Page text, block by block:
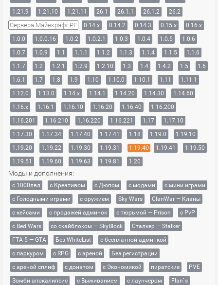
1.21.9
1.21.10 1.21.11 26.1 26.1.1 26.1.2 26.2
Сервера Майнкрафт PE 0.14.x 0.14.2 0.14.3 0.15.x
0.16.x
1.0.0
1.0.0.16 1.0.2 1.0.2.1 1.0.3 1.0.4 1.0.5
1.0.6
1.0.7
1.0.9 1.1 1.1.1 1.1.2 1.1.3 1.1.4 1.1.5
1.1.6
1.1.7
1.2 1.2.1 1.2.9 1.2.10 1.3 1.4 1.4.2 1.5
1.6
1.6.1
1.7 1.8 1.9 1.10 1.10.0 1.10.1 1.11
1.11.1
1.12.0
1.13.0 1.14.x 1.14.1 1.14.20 1.14.30
1.14.60
1.16.x
1.16.1 1.16.10 1.16.20 1.16.40
1.16.200
1.16.201
1.16.210 1.16.220 1.16.221 1.17
1.17.10
1.17.30
1.17.34 1.17.40 1.17.41 1.18 1.19.0
1.19.10
1.19.20
1.19.22 1.19.30 1.19.31 1.19.40 1.19.41
1.19.50
1.19.51
1.19.60 1.19.63 1.19.81 1.20
Моды и дополнения:
с 1000лвл c Креативом с Дюпом с модами
с мини играми
с Голодными играми
с оружием Sky Wars
ClanWar — Кланы
с кейсами
с продажей админок с тюрьмой — Prison
с PvP
с Bed Wars
со скайблоком — SkyBlock
Сталкер — Stalker
ГТА 5 — GTA
Без WhiteList
с бесплатной админкой
с паркуром
с RPG с ареной
Без регистрации
с ареной сплиф
с донатом с Экономикой пиратские
PVE
Зомби апокалипсис
с Выживанием с лаунчером
Flan`s